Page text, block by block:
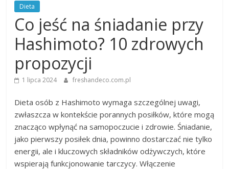
Dieta
Co jeść na śniadanie przy
Hashimoto? 10 zdrowych
propozycji
1 lipca 2024 freshandeco.com.pl
Dieta osób z Hashimoto wymaga szczególnej uwagi,
zwłaszcza w kontekście porannych posiłków, które mogą
znacząco wpłynąć na samopoczucie i zdrowie. Śniadanie,
jako pierwszy posiłek dnia, powinno dostarczać nie tylko
energii, ale i kluczowych składników odżywczych, które
wspierają funkcjonowanie tarczycy. Włączenie